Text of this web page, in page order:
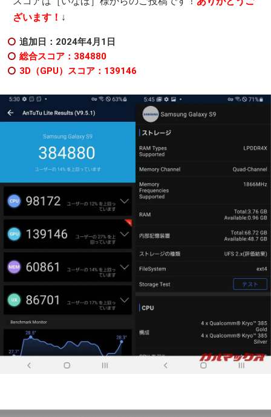
ざいます！ ↓
追加日：2024年4月1日
総合スコア：384880
3D（GPU）スコア：139146